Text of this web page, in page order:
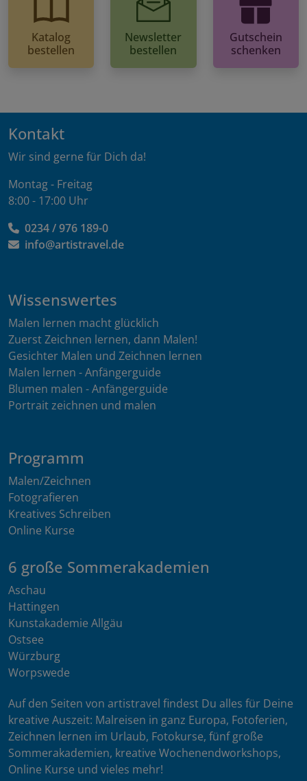
Katalog
bestellen
Newsletter
bestellen
Gutschein
schenken
Kontakt
Wir sind gerne für Dich da!
Montag - Freitag
8:00 - 17:00 Uhr
0234 / 976 189-0
info@artistravel.de
Wissenswertes
Malen lernen macht glücklich
Zuerst Zeichnen lernen, dann Malen!
Gesichter Malen und Zeichnen lernen
Malen lernen - Anfängerguide
Blumen malen - Anfängerguide
Portrait zeichnen und malen
Programm
Malen/Zeichnen
Fotografieren
Kreatives Schreiben
Online Kurse
6 große Sommerakademien
Aschau
Hattingen
Kunstakademie Allgäu
Ostsee
Würzburg
Worpswede
Auf den Seiten von artistravel findest Du alles für Deine
kreative Auszeit: Malreisen in ganz Europa, Fotoferien,
Zeichnen lernen im Urlaub, Fotokurse, fünf große
Sommerakademien, kreative Wochenendworkshops,
Online Kurse und vieles mehr!